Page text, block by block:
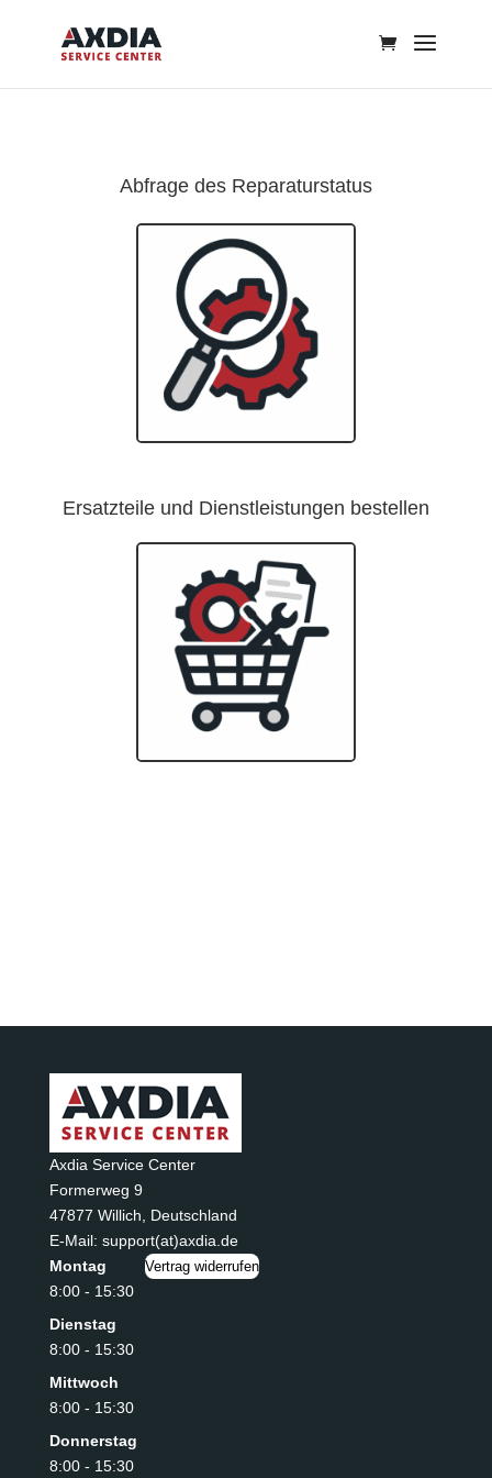
Abfrage des Reparaturstatus
Ersatzteile und Dienstleistungen bestellen
Axdia Service Center
Formerweg 9
47877 Willich
Deutschland
E-Mail: support(at)axdia.de
Montag
8:00 - 15:30
Dienstag
8:00 - 15:30
Mittwoch
8:00 - 15:30
Donnerstag
8:00 - 15:30
Vertrag widerrufen